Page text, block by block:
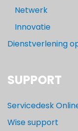
Netwerk
Innovatie
Dienstverlening
SUPPORT
Servicedesk
Wise support